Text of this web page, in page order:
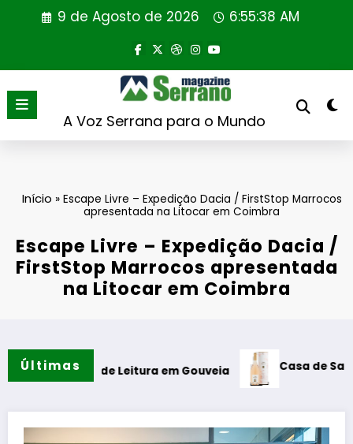
9 de Agosto de 2026 6:55:38 AM
A Voz Serrana para o Mundo
Início » Escape Livre – Expedição Dacia / FirstStop Marrocos
apresentada na Litocar em Coimbra
Escape Livre – Expedição Dacia /
FirstStop Marrocos apresentada
na Litocar em Coimbra
Últimas
de Leitura em Gouveia Casa de Santar Vinhos